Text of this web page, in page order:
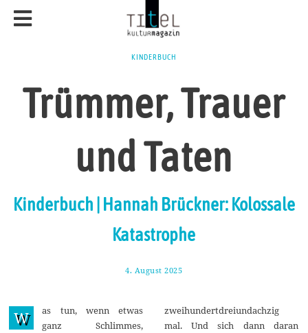
KINDERBUCH
Trümmer, Trauer
und Taten
Kinderbuch | Hannah Brückner: Kolossale
Katastrophe
4. August 2025
u
W
as tun, wenn etwas
ganz Schlimmes,
zweihundertdreiundachzig
mal. Und sich dann daran